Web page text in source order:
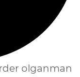
olganman